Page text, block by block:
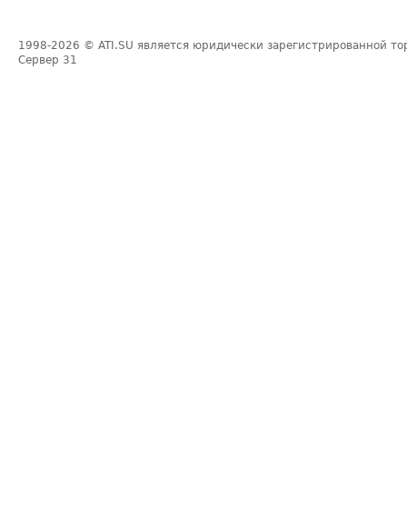
1998-2026 © ATI.SU является юридически зарегистрированной
Сервер 31